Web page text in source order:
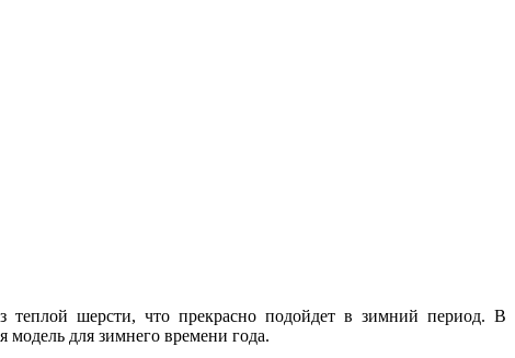
шерсти, что прекрасно подойдет в зимний период. В
для зимнего времени года.